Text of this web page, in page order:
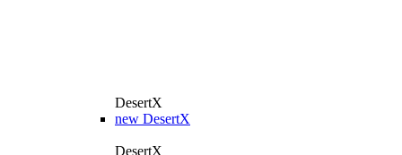
DesertX
new DesertX
DesertX